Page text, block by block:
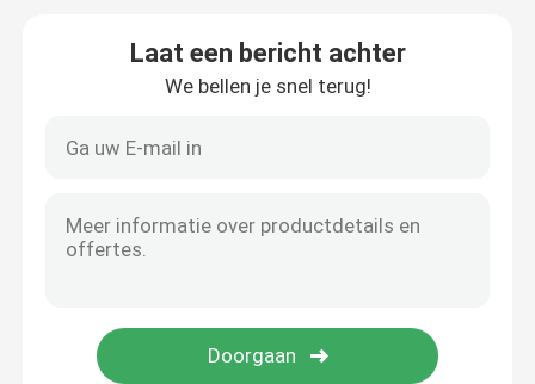
Ipad Hoes Cover
Beschermende behuizing voor iPhone
Accessoires voor laptops
Laat een bericht achter
We bellen je snel terug!